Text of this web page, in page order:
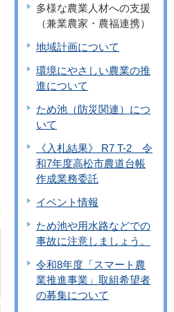
多様な農業人材への支援
（兼業農家・農福連携）
地域計画について
環境にやさしい農業の推
進について
ため池（防災関連）につ
いて
《入札結果》 R7 T-2 令
和7年度高松市農道台帳
作成業務委託
イベント情報
ため池や用水路などでの
事故に注意しましょう。
令和8年度「スマート農
業推進事業」取組希望者
の募集について